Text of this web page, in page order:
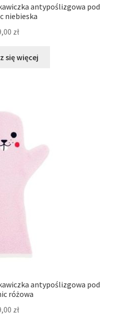
antypoślizgowa pod
niebieska
zł
się więcej
antypoślizgowa pod
różowa
zł